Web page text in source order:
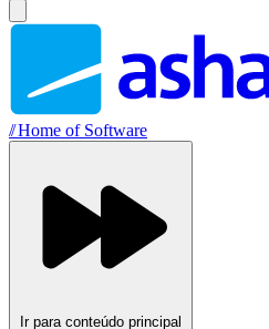
//Home of Software
Ir para conteúdo principal